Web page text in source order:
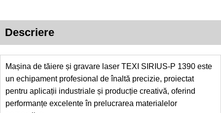
Descriere
Mașina de tăiere și gravare laser TEXI SIRIUS-P 1390 este
un echipament profesional de înaltă precizie, proiectat
pentru aplicații industriale și producție creativă, oferind
performanțe excelente în prelucrarea materialelor